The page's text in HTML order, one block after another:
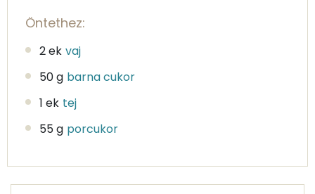
Öntethez:
2 ek vaj
50 g barna cukor
1 ek tej
55 g porcukor